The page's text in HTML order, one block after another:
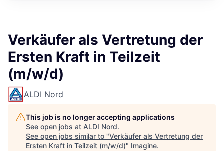
Verkäufer als Vertretung der
Ersten Kraft in Teilzeit
(m/w/d)
ALDI Nord
This job is no longer accepting applications
See open jobs at ALDI Nord.
See open jobs similar to "Verkäufer als Vertretung der
Ersten Kraft in Teilzeit (m/w/d)" Imagine.